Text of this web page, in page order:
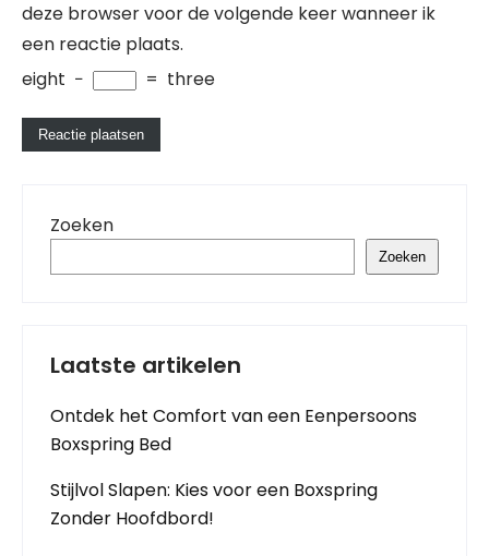
deze browser voor de volgende keer wanneer ik
een reactie plaats.
eight − = three
Zoeken
Zoeken
Laatste artikelen
Ontdek het Comfort van een Eenpersoons
Boxspring Bed
Stijlvol Slapen: Kies voor een Boxspring
Zonder Hoofdbord!